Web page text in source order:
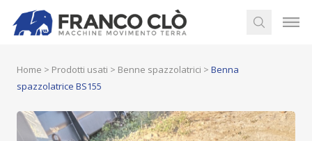
Home > Prodotti usati > Benne spazzolatrici > Benna
spazzolatrice BS155